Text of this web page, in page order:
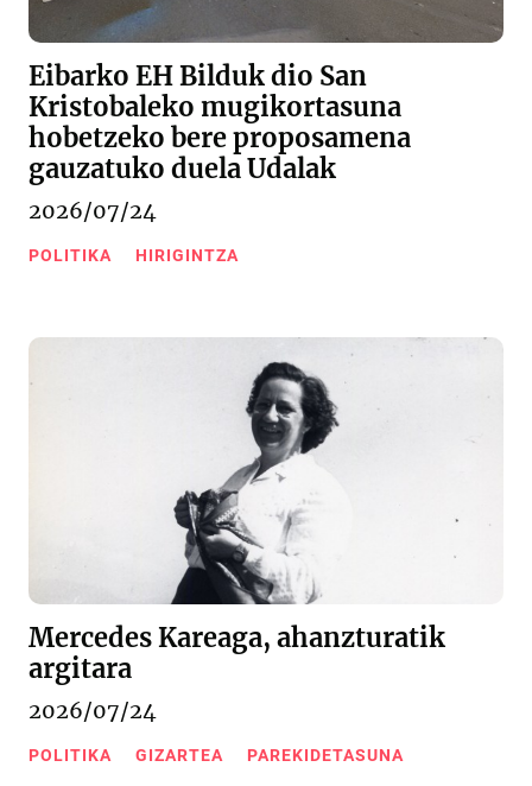
Eibarko EH Bilduk dio San
Kristobaleko mugikortasuna
hobetzeko bere proposamena
gauzatuko duela Udalak
2026/07/24
POLITIKA HIRIGINTZA
Mercedes Kareaga, ahanzturatik
argitara
2026/07/24
POLITIKA GIZARTEA PAREKIDETASUNA